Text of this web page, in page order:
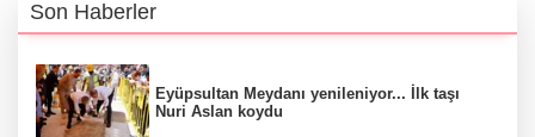
Son Haberler
Eyüpsultan Meydanı yenileniyor... İlk taşı
Nuri Aslan koydu